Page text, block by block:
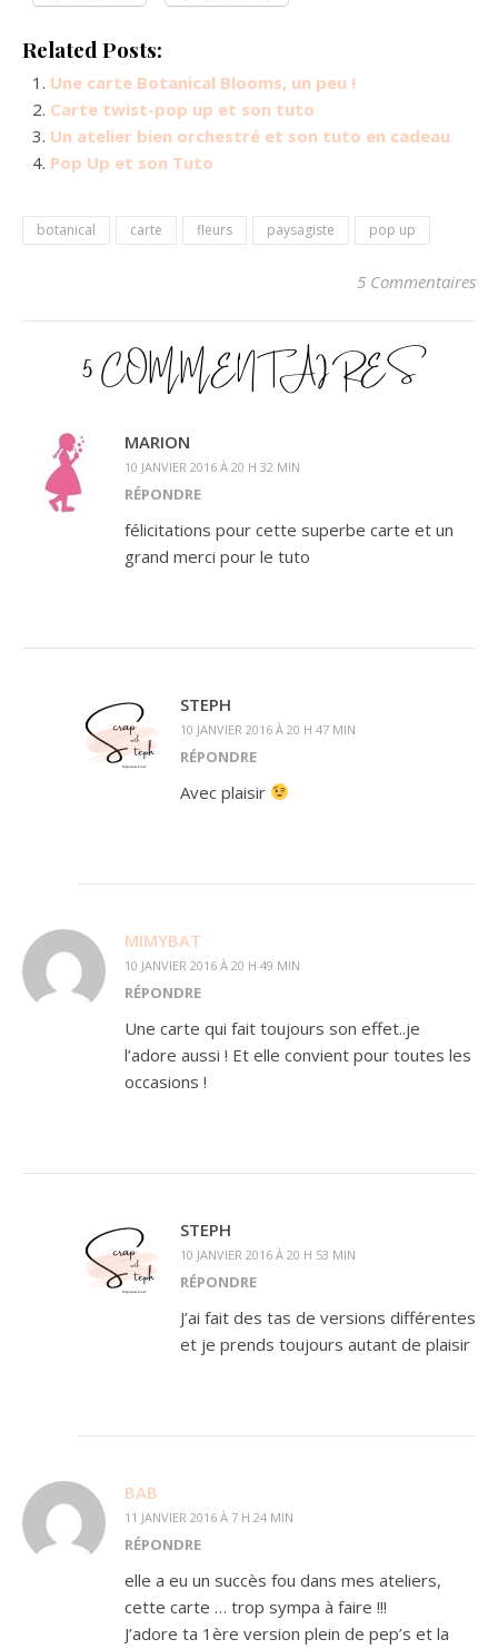
Related Posts:
Une carte Botanical Blooms, un peu !
Carte twist-pop up et son tuto
Un atelier bien orchestré et son tuto en cadeau
Pop Up et son Tuto
botanical carte fleurs paysagiste pop up
5 Commentaires
5 COMMENTAIRES
MARION
10 JANVIER 2016 À 20 H 32 MIN
RÉPONDRE
félicitations pour cette superbe carte et un
grand merci pour le tuto
STEPH
10 JANVIER 2016 À 20 H 47 MIN
RÉPONDRE
Avec plaisir
MIMYBAT
10 JANVIER 2016 À 20 H 49 MIN
RÉPONDRE
Une carte qui fait toujours son effet..je
l’adore aussi ! Et elle convient pour toutes les
occasions !
STEPH
10 JANVIER 2016 À 20 H 53 MIN
RÉPONDRE
J’ai fait des tas de versions différentes
et je prends toujours autant de plaisir
BAB
11 JANVIER 2016 À 7 H 24 MIN
RÉPONDRE
elle a eu un succès fou dans mes ateliers,
cette carte … trop sympa à faire !!!
J’adore ta 1ère version plein de pep’s et la